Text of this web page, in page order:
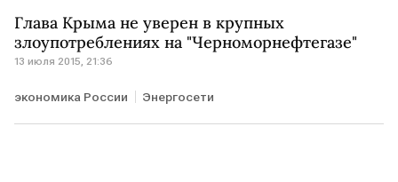
Глава Крыма не уверен в крупных
злоупотреблениях на "Черноморнефтегазе"
13 июля 2015, 21:36
экономика России Энергосети